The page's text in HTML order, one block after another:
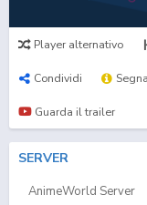
Player alternativo
Condividi
Guarda il trailer
SERVER
AnimeWorld Server